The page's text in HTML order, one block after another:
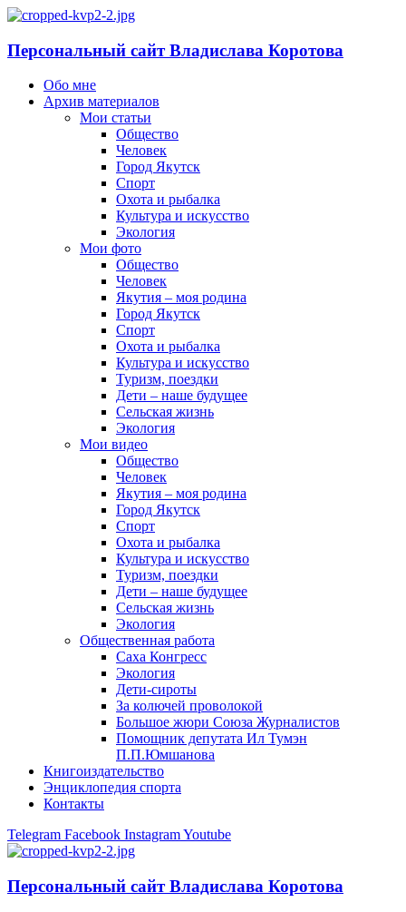
Персональный сайт Владислава Коротова
Обо мне
Архив материалов
Мои статьи
Общество
Человек
Город Якутск
Спорт
Охота и рыбалка
Культура и искусство
Экология
Мои фото
Общество
Человек
Якутия – моя родина
Город Якутск
Спорт
Охота и рыбалка
Культура и искусство
Туризм, поездки
Дети – наше будущее
Сельская жизнь
Экология
Мои видео
Общество
Человек
Якутия – моя родина
Город Якутск
Спорт
Охота и рыбалка
Культура и искусство
Туризм, поездки
Дети – наше будущее
Сельская жизнь
Экология
Общественная работа
Саха Конгресс
Экология
Дети-сироты
За колючей проволокой
Большое жюри Союза Журналистов
Помощник депутата Ил Тумэн
П.П.Юмшанова
Книгоиздательство
Энциклопедия спорта
Контакты
Telegram Facebook InstagramYoutube
Персональный сайт Владислава Коротова